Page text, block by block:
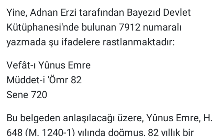
Yine, Adnan Erzi tarafından Bayezıd Devlet
Kütüphanesi'nde bulunan 7912 numaralı
yazmada şu ifadelere rastlanmaktadır:
Vefât-ı Yûnus Emre
Müddet-i 'Ömr 82
Sene 720
Bu belgeden anlaşılacağı üzere, Yûnus Emre, H.
648 (M. 1240-1) yılında doğmuş, 82 yıllık bir